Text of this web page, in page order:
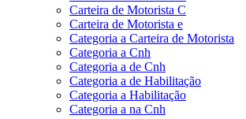
Carteira de Motorista C
Carteira de Motorista e
Categoria a Carteira de Motorista
Categoria a Cnh
Categoria a de Cnh
Categoria a de Habilitação
Categoria a Habilitação
Categoria a na Cnh